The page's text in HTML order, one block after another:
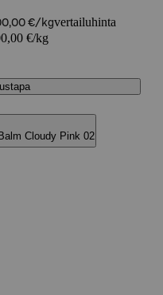
€/kgvertailuhinta
€/kg
Cloudy Pink 02